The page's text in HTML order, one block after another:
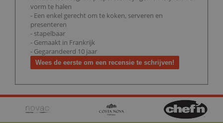
vorm te halen
- Een enkel gerecht om te koken, serveren en
presenteren
- stapelbaar
- Gemaakt in Frankrijk
- Gegarandeerd 10 jaar
Wees de eerste om een recensie te schrijven!